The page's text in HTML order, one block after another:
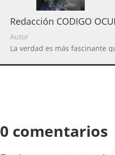
Redacción CODIGO
Autor
La verdad es más fascinante
0 comentarios